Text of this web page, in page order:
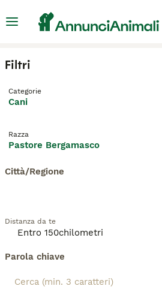
Filtri
Categorie
Cani
Razza
Pastore Bergamasco
Città/Regione
Distanza da te
Parola chiave